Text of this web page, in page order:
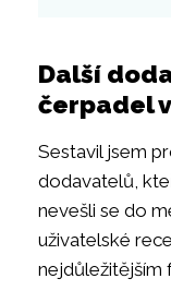
Další
čerpadel
Sestavil jsem
dodavatelů,
nevešli se do
uživatelské
nejdůležitějším